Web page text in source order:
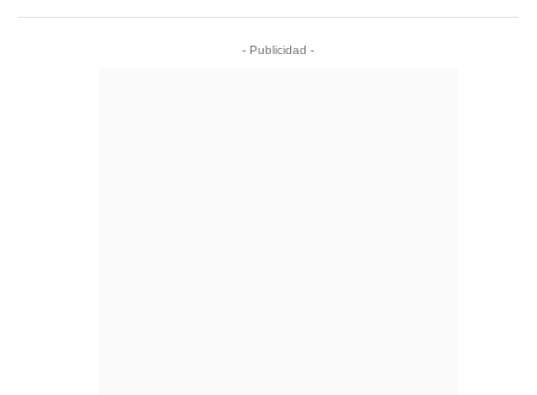
- Publicidad -